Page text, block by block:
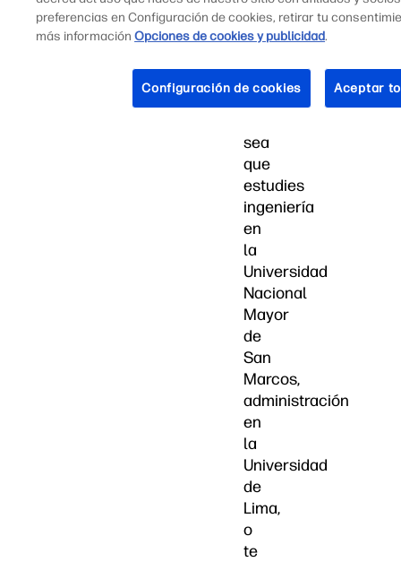
tus
experiencias
gaming.
sea
que
estudies
ingeniería
en
la
Universidad
Nacional
Mayor
de
San
Marcos,
administración
en
la
Universidad
de
Lima,
o
te
preferencias en Configuración de cookies, retirar tu
más informaciónOpciones de cookies y publicidad.
Configuración de cookies Aceptar